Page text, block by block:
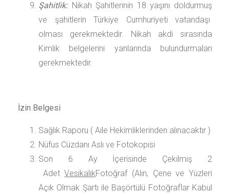
Şahitlik:Nikah Şahitlerinin 18 yaşını doldurmuş
ve şahitlerin Türkiye Cumhuriyeti vatandaşı
olması gerekmektedir. Nikah akdi sırasında
Kimlik belgelerini yanlarında bulundurmaları
gerekmektedir.
İzin Belgesi
Sağlık Raporu ( Aile Hekimliklerinden alınacaktır )
Nüfus Cüzdanı Aslı ve Fotokopisi
Son 6 Ay İçerisinde Çekilmiş 2
AdetVesikalıkFotoğraf (Alın, Çene ve Yüzleri
Açık Olmak Şartı ile Başörtülü Fotoğraflar Kabul